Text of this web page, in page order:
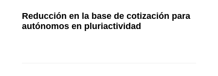
Reducción en la base de cotización para
autónomos en pluriactividad